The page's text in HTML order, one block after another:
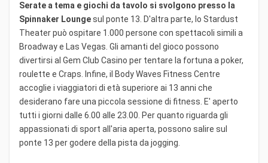
Serate a tema e giochi da tavolo si svolgono presso la
Spinnaker Loungesul ponte 13. D'altra parte, lo Stardust
Theater può ospitare 1.000 persone con spettacoli simili a
Broadway e Las Vegas. Gli amanti del gioco possono
divertirsi al Gem Club Casino per tentare la fortuna a poker,
roulette e Craps. Infine, il Body Waves Fitness Centre
accoglie i viaggiatori di età superiore ai 13 anni che
desiderano fare una piccola sessione di fitness. E' aperto
tutti i giorni dalle 6.00 alle 23.00. Per quanto riguarda gli
appassionati di sport all'aria aperta, possono salire sul
ponte 13 per godere della pista da jogging.